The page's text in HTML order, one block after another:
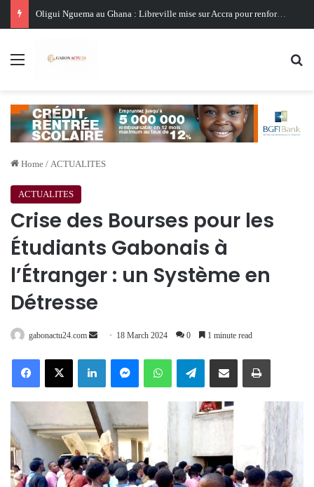
Oligui Nguema au Ghana : Libreville mise sur Accra pour renforcer sa stratégie diplomatique et économique
Menu
Home / ACTUALITES
ACTUALITES
Crise des Bourses pour les
Étudiants Gabonais à
l’Étranger : un Système en
Détresse
gabonactu24.com
Send 18 March 2024 0 1 minute read
FacebookX LinkedInMessengerWhatsAppTelegramShare via Email Print